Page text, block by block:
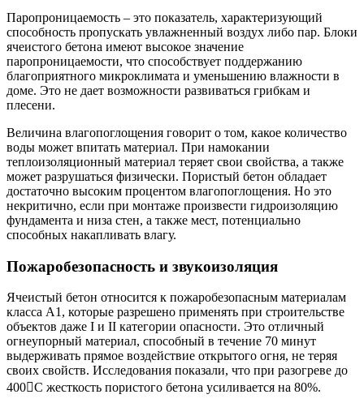
Паропроницаемость – это показатель, характеризующий
способность пропускать увлажненный воздух либо пар. Блоки
ячеистого бетона имеют высокое значение
паропроницаемости, что способствует поддержанию
благоприятного микроклимата и уменьшению влажности в
доме. Это не дает возможности развиваться грибкам и
плесени.
Величина влагопоглощения говорит о том, какое количество
воды может впитать материал. При намокании
теплоизоляционный материал теряет свои свойства, а также
может разрушаться физически. Пористый бетон обладает
достаточно высоким процентом влагопоглощения. Но это
некритично, если при монтаже произвести гидроизоляцию
фундамента и низа стен, а также мест, потенциально
способных накапливать влагу.
Пожаробезопасность и звукоизоляция
Ячеистый бетон относится к пожаробезопасным материалам
класса А1, которые разрешено применять при строительстве
объектов даже I и II категории опасности. Это отличный
огнеупорный материал, способный в течение 70 минут
выдерживать прямое воздействие открытого огня, не теряя
своих свойств. Исследования показали, что при разогреве до
400С жесткость пористого бетона усиливается на 80%.